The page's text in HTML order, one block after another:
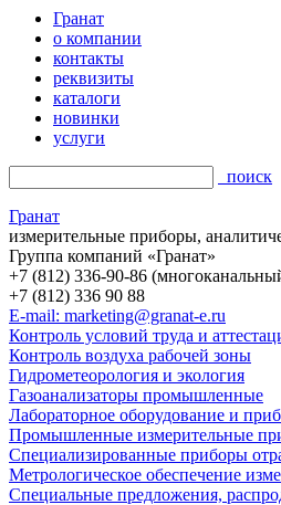
Гранат
о компании
контакты
реквизиты
каталоги
новинки
услуги
поиск
Гранат
измерительные приборы,
Группа компаний «Гранат»
+7 (812) 336-90-86
+7 (812) 336 90 88
E-mail: marketing@granat-e.ru
Контроль условий труда и
Контроль воздуха рабочей зоны
Гидрометеорология и экология
Газоанализаторы промышленные
Лабораторное оборудование и
Промышленные измерительные
Специализированные приборы
Метрологическое обеспечение
Специальные предложения,